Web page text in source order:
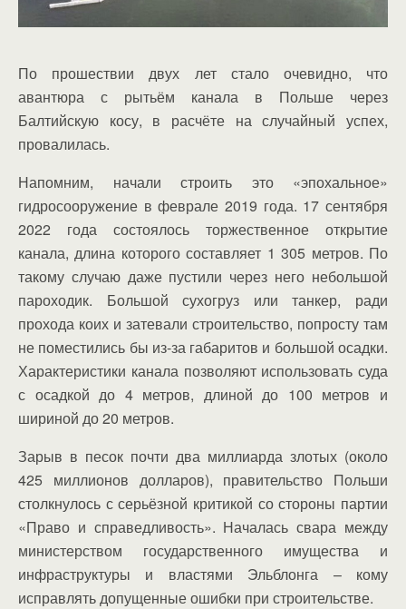
По прошествии двух лет стало очевидно, что
авантюра с рытьём канала в Польше через
Балтийскую косу, в расчёте на случайный успех,
провалилась.
Напомним, начали строить это «эпохальное»
гидросооружение в феврале 2019 года. 17 сентября
2022 года состоялось торжественное открытие
канала, длина которого составляет 1 305 метров. По
такому случаю даже пустили через него небольшой
пароходик. Большой сухогруз или танкер, ради
прохода коих и затевали строительство, попросту там
не поместились бы из-за габаритов и большой осадки.
Характеристики канала позволяют использовать суда
с осадкой до 4 метров, длиной до 100 метров и
шириной до 20 метров.
Зарыв в песок почти два миллиарда злотых (около
425 миллионов долларов), правительство Польши
столкнулось с серьёзной критикой со стороны партии
«Право и справедливость». Началась свара между
министерством государственного имущества и
инфраструктуры и властями Эльблонга – кому
исправлять допущенные ошибки при строительстве.